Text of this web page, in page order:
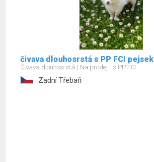
čivava dlouhosrstá s PP FCI pejsek
Čivava dlouhosrstá Na prodej s PP FCI
Zadní Třebaň